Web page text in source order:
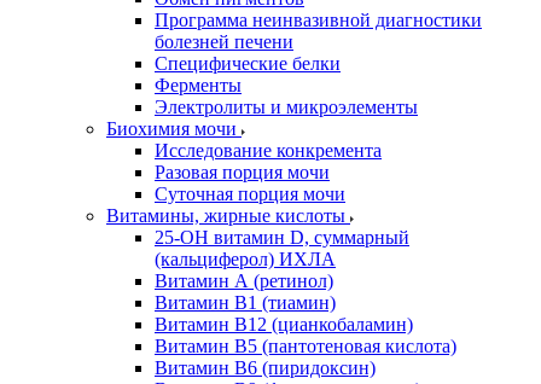
Программа неинвазивной диагностики
болезней печени
Специфические белки
Ферменты
Электролиты и микроэлементы
Биохимия мочи
Исследование конкремента
Разовая порция мочи
Суточная порция мочи
Витамины, жирные кислоты
25-OH витамин D, суммарный
(кальциферол) ИХЛА
Витамин А (ретинол)
Витамин В1 (тиамин)
Витамин В12 (цианкобаламин)
Витамин В5 (пантотеновая кислота)
Витамин В6 (пиридоксин)